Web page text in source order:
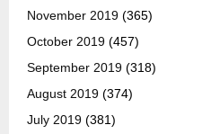
November 2019 (365)
October 2019 (457)
September 2019 (318)
August 2019 (374)
July 2019 (381)